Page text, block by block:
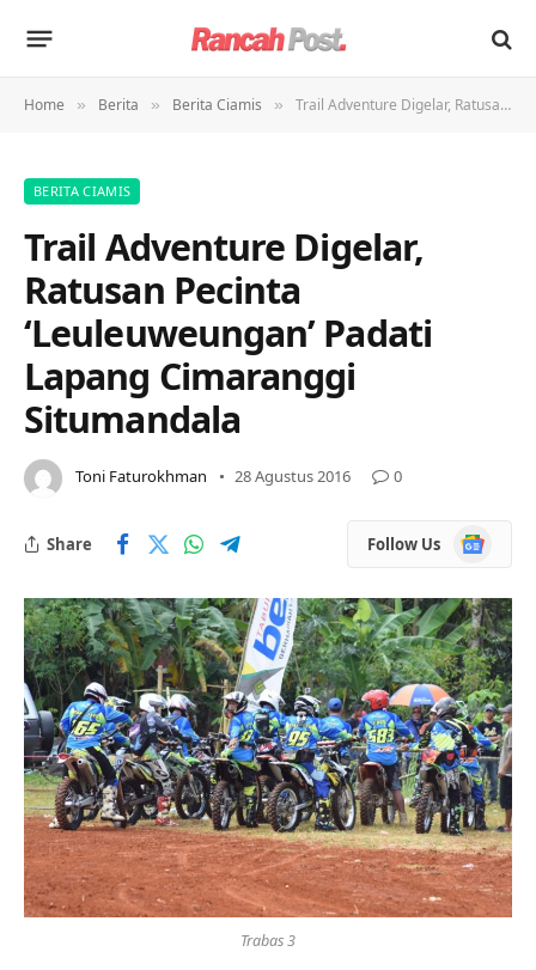
Home » Berita » Berita Ciamis » Trail Adventure Digelar, Ratusan Pecinta ‘Leuleuweungan’ Padati Lapang Cimaranggi Situmandala
BERITA CIAMIS
Trail Adventure Digelar,
Ratusan Pecinta
‘Leuleuweungan’ Padati
Lapang Cimaranggi
Situmandala
Toni Faturokhman 28 Agustus 2016 0
Share Follow Us
Google
News
Trabas 3